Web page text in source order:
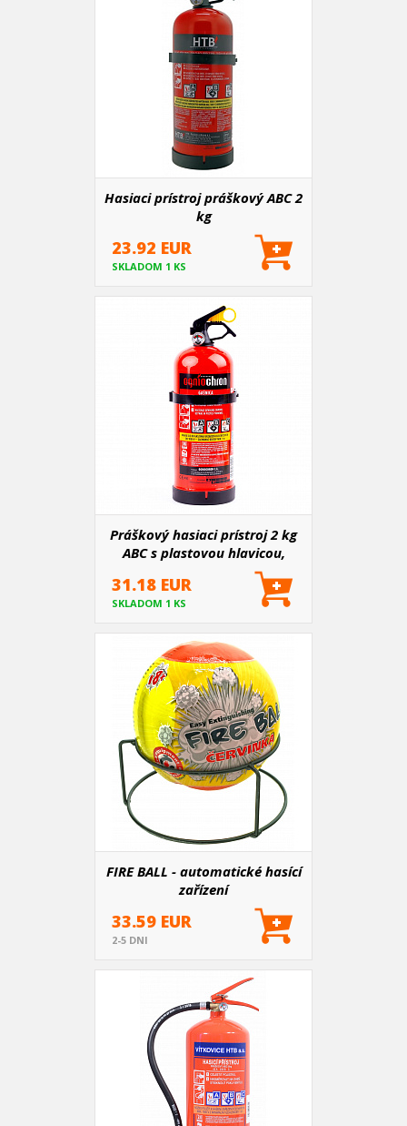
Hasiaci prístroj práškový ABC 2
kg
23.92 EUR
SKLADOM 1 KS
Práškový hasiaci prístroj 2 kg
ABC s plastovou hlavicou,
manometrom a držiakom
31.18 EUR
SKLADOM 1 KS
FIRE BALL - automatické hasící
zařízení
33.59 EUR
2-5 DNI